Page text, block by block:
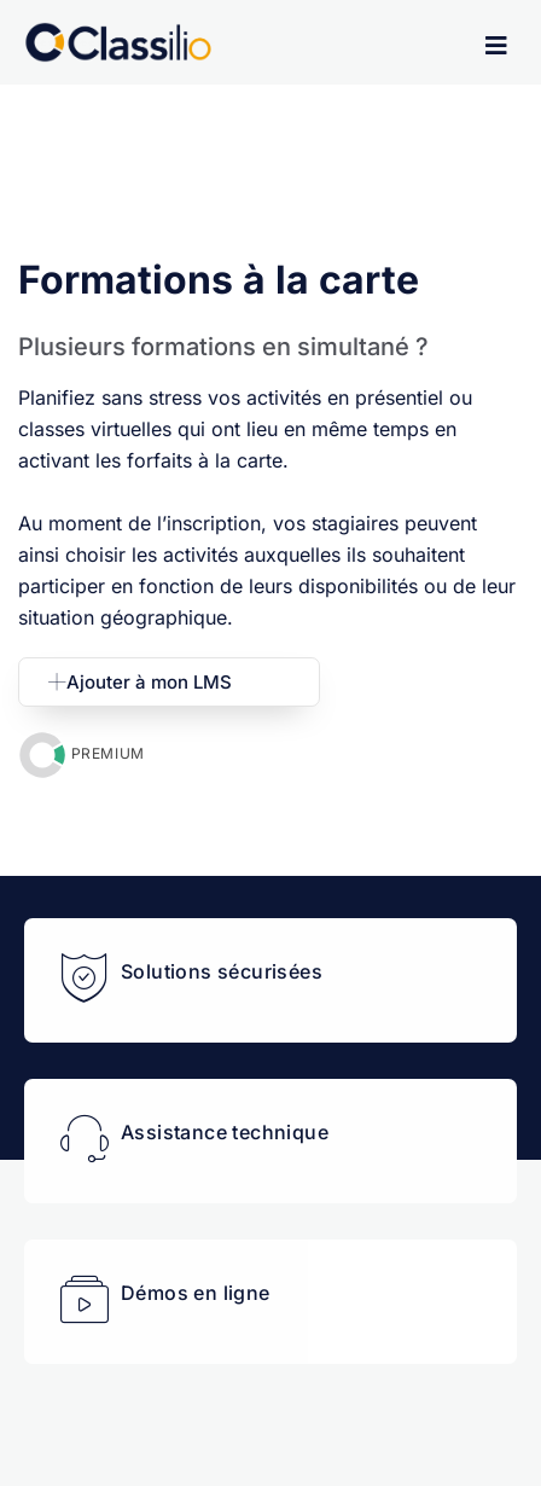
Formations à la carte
Plusieurs formations en simultané ?
Planifiez sans stress vos activités en présentiel ou
classes virtuelles qui ont lieu en même temps en
activant les forfaits à la carte.
Au moment de l’inscription, vos stagiaires peuvent
ainsi choisir les activités auxquelles ils souhaitent
participer en fonction de leurs disponibilités ou de leur
situation géographique.
Ajouter à mon LMS
PREMIUM
Solutions sécurisées
Assistance technique
Démos en ligne